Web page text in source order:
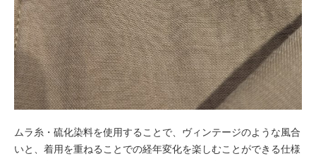
ムラ糸・硫化染料を使用することで、ヴィンテージのような風合
いと、着用を重ねることでの経年変化を楽しむことができる仕様